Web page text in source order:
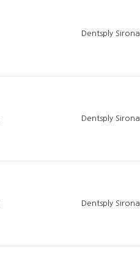
Dentsply Sirona
Dentsply Sirona
Dentsply Sirona